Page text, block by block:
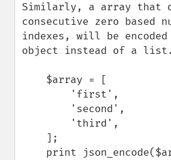
Similarly, a array that
consecutive zero based
indexes, will be encoded
object instead of a list.